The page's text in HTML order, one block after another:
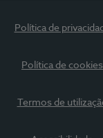
Política de
Política de cookies
Termos de